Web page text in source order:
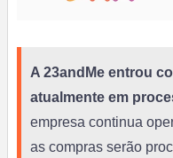
A 23andMe entrou
atualmente em
empresa continua
as compras serão